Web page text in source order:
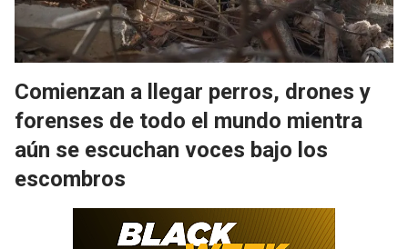
Comienzan a llegar perros, drones y
forenses de todo el mundo mientra
aún se escuchan voces bajo los
escombros